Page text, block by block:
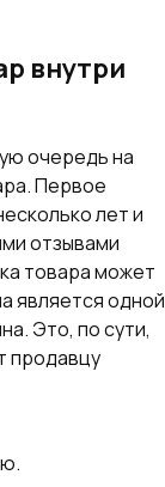
внутри
очередь на
Первое
лет и
отзывами
товара может
является одной
Это, по сути,
продавцу